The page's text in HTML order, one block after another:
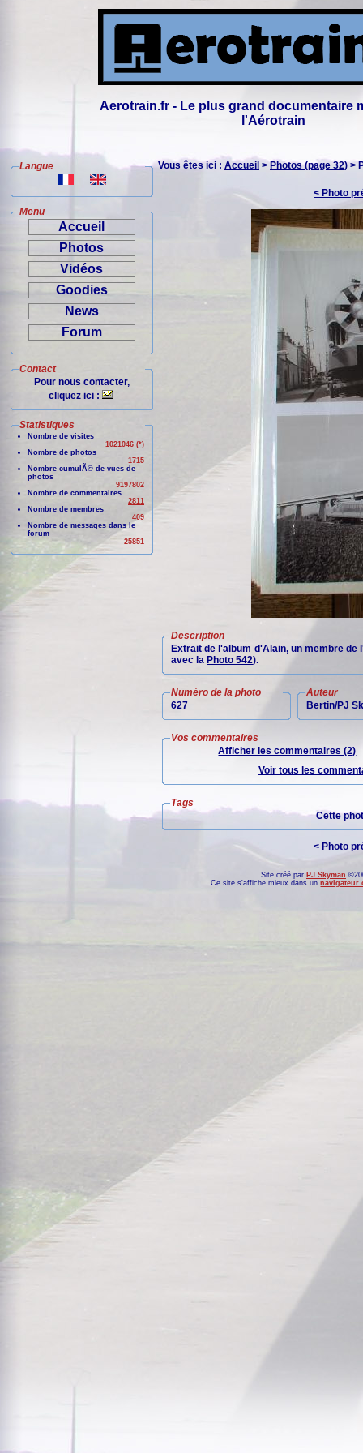
Aerotrain.fr - Le plus grand documentaire
l'Aérotrain
Langue
Menu
Accueil
Photos
Vidéos
Goodies
News
Forum
Contact
Pour nous contacter,
cliquez ici :
Statistiques
Nombre de visites
1021046 (*)
Nombre de photos
1715
Nombre cumulÃ© de vues de
photos
9197802
Nombre de commentaires
2811
Nombre de membres
409
Nombre de messages dans le
forum
25851
Vous êtes ici : Accueil > Photos (page 32) >
< Photo
Description
Extrait de l'album d'Alain, un membre
avec la Photo 542).
Numéro de la photo
627
Auteur
Bertin/PJ
Vos commentaires
Afficher les commentaires (2)
Voir tous les
Tags
Cette
< Photo
Site créé par PJ Skyman
Ce site s'affiche mieux dans unnavigateur